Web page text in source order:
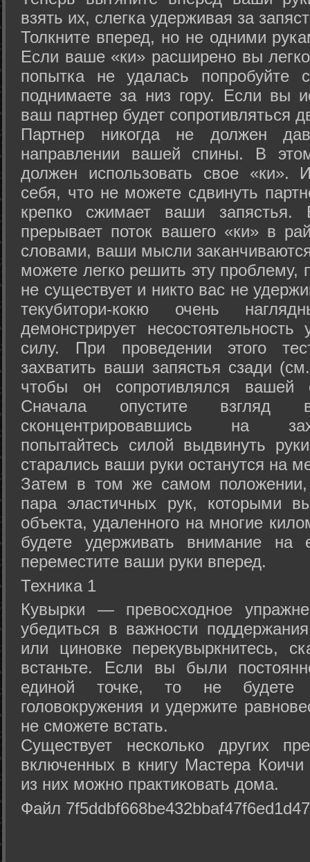
взять их, слегка удерживая за
Толкните вперед, но не одними
Если ваше «ки» расширено вы
попытка не удалась попробуйте
поднимаете за низ гору. Если вы
ваш партнер будет сопротивляться
Партнер никогда не должен
направлении вашей спины. В
должен использовать свое «ки».
себя, что не можете сдвинуть
крепко сжимает ваши запястья.
прерывает поток вашего «ки» в
словами, ваши мысли
можете легко решить эту проблему,
не существует и никто вас не
текубитори-кокю очень
демонстрирует
силу. При проведении этого
захватить ваши запястья сзади
чтобы он сопротивлялся вашей
Сначала опустите
сконцентрировавшись на
попытайтесь силой выдвинуть
старались ваши руки останутся на
Затем в том же самом положении,
пара эластичных рук, которыми
объекта, удаленного на многие
будете удерживать внимание на
переместите ваши руки вперед.
Техника 1
Кувырки — превосходное
убедиться в важности
или циновке перекувыркнитесь,
встаньте. Если вы были
единой точке, то не будете
головокружения и удержите
не сможете встать.
Существует несколько других
включенных в книгу Мастера
из них можно практиковать дома.
Файл